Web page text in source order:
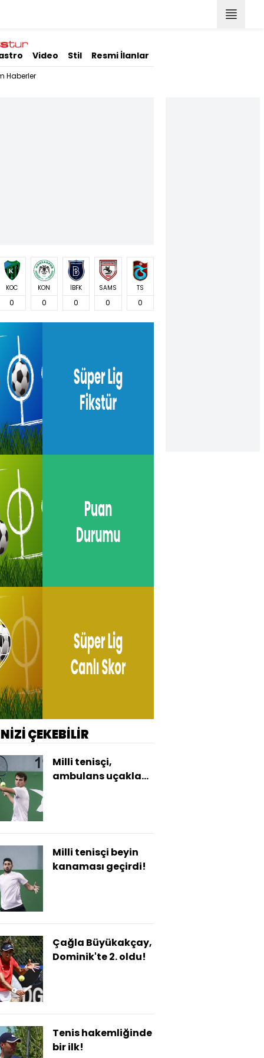
Video Stil Resmi İlanlar
Haberler
KOC
0
KON
0
İBFK
0
SAMS
0
TS
0
ÇEKEBİLİR
Milli tenisçi,
ambulans uçakla
Milli tenisçi beyin
kanaması geçirdi!
Çağla Büyükakçay,
Dominik'te 2. oldu!
Tenis hakemliğinde
bir ilk!